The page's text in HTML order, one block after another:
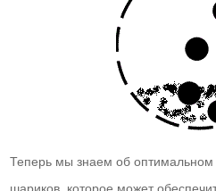
Теперь мы знаем об оптимальном
шариков, которое может